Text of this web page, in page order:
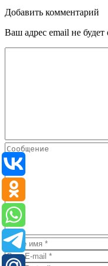
Добавить комментарий
Ваш адрес email не будет